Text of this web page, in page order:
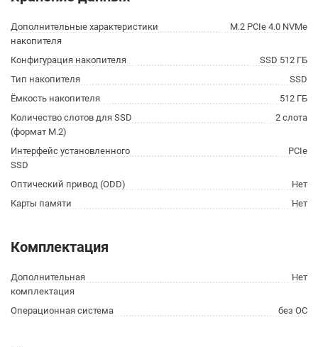
Дополнительные характеристики
накопителя
M.2 PCIe 4.0 NVMe
Конфигурация накопителя
SSD 512 ГБ
Тип накопителя
SSD
Ёмкость накопителя
512 ГБ
Количество слотов для SSD
(формат M.2)
2 слота
Интерфейс установленного
SSD
PCIe
Оптический привод (ODD)
Нет
Карты памяти
Нет
Комплектация
Дополнительная
комплектация
Нет
Операционная система без ОС